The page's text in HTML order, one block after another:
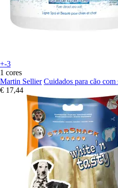
+-3
1 cores
Martin Sellier Cuidados para cão
€ 17,44